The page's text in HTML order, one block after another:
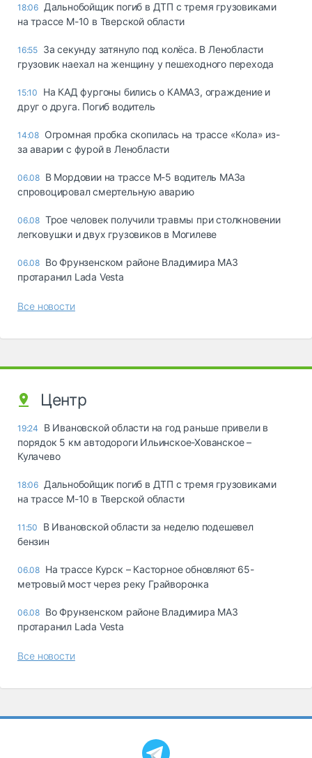
18:06 Дальнобойщик погиб в ДТП с тремя грузовиками
на трассе М-10 в Тверской области
16:55 За секунду затянуло под колёса. В Ленобласти
грузовик наехал на женщину у пешеходного перехода
15:10
На КАД фургоны бились о КАМАЗ, ограждение и
друг о друга. Погиб водитель
14:08 Огромная пробка скопилась на трассе «Кола» из-
за аварии с фурой в Ленобласти
06.08 В Мордовии на трассе М-5 водитель МАЗа
спровоцировал смертельную аварию
06.08 Трое человек получили травмы при столкновении
легковушки и двух грузовиков в Могилеве
06.08 Во Фрунзенском районе Владимира МАЗ
протаранил Lada Vesta
Все новости
Центр
19:24
В Ивановской области на год раньше привели в
порядок 5 км автодороги Ильинское-Хованское –
Кулачево
18:06 Дальнобойщик погиб в ДТП с тремя грузовиками
на трассе М-10 в Тверской области
11:50
В Ивановской области за неделю подешевел
бензин
06.08 На трассе Курск – Касторное обновляют 65-
метровый мост через реку Грайворонка
06.08 Во Фрунзенском районе Владимира МАЗ
протаранил Lada Vesta
Все новости